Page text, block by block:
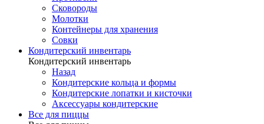
Сковороды
Молотки
Контейнеры для хранения
Совки
Кондитерский инвентарь
Кондитерский инвентарь
Назад
Кондитерские кольца и формы
Кондитерские лопатки и кисточки
Аксессуары кондитерские
Все для пиццы